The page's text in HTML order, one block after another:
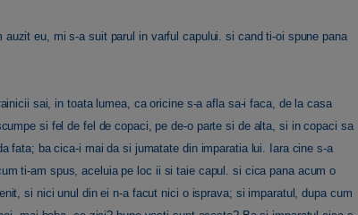
eu, mi s-a suit parul in varful capului. si cand ti-oi spune pana
sai, in toata lumea, ca oricine s-a afla sa-i faca, de la casa
si fel de fel de copaci, pe de-o parte si de alta, si in copaci sa
fata; ba cica-i mai da si jumatate din imparatia lui. Iara cine s-a
ti-am spus, aceluia pe loc ii si taie capul. si cica pana acum o
si nici unul din ei n-a facut nici o isprava; si imparatul, dupa cum